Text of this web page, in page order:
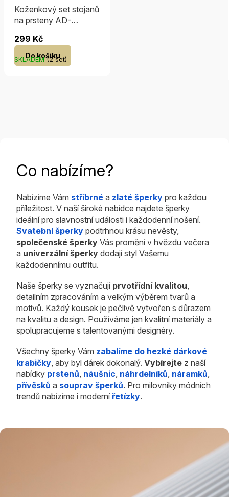
Koženkový set stojanů
na prsteny AD-
SKLADEM(2 set)
299 Kč
Do košíku
Co nabízíme?
Nabízíme Vám stříbrné a zlaté šperky pro každou
příležitost. V naší široké nabídce najdete šperky
ideální pro slavnostní události i každodenní nošení.
Svatební šperky podtrhnou krásu nevěsty,
společenské šperky Vás promění v hvězdu večera
a univerzální šperky dodají styl Vašemu
každodennímu outfitu.
Naše šperky se vyznačují prvotřídní kvalitou
detailním zpracováním a velkým výběrem tvarů a
motivů. Každý kousek je pečlivě vytvořen s důrazem
na kvalitu a design. Používáme jen kvalitní materiály a
spolupracujeme s talentovanými designéry.
Všechny šperky Vám zabalíme do hezké dárkové
krabičky , aby byl dárek dokonalý. Vybírejte z naší
nabídky prstenů náušnic náhrdelníků náramků
přívěsků a souprav šperků. Pro milovníky módních
trendů nabízíme i modernířetízky.